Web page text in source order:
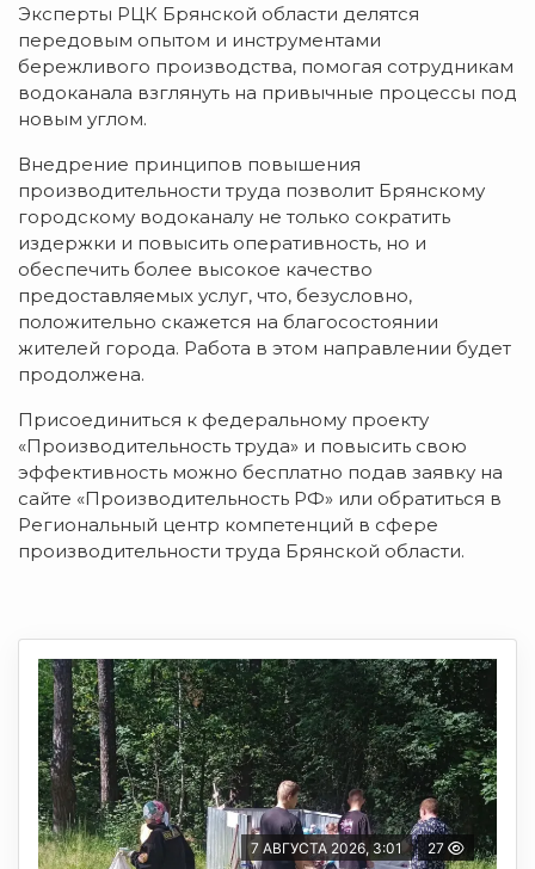
Эксперты РЦК Брянской области делятся
передовым опытом и инструментами
бережливого производства, помогая сотрудникам
водоканала взглянуть на привычные процессы под
новым углом.
Внедрение принципов повышения
производительности труда позволит Брянскому
городскому водоканалу не только сократить
издержки и повысить оперативность, но и
обеспечить более высокое качество
предоставляемых услуг, что, безусловно,
положительно скажется на благосостоянии
жителей города. Работа в этом направлении будет
продолжена.
Присоединиться к федеральному проекту
«Производительность труда» и повысить свою
эффективность можно бесплатно подав заявку на
сайте «Производительность РФ» или обратиться в
Региональный центр компетенций в сфере
производительности труда Брянской области.
7 АВГУСТА 2026, 3:01 27